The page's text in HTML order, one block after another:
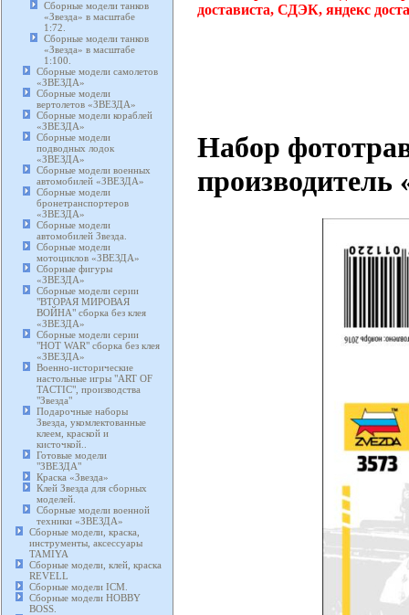
Сборные модели танков
«Звезда» в масштабе
1:72.
Сборные модели танков
«Звезда» в масштабе
1:100.
Сборные модели самолетов
«ЗВЕЗДА»
Сборные модели
вертолетов «ЗВЕЗДА»
Сборные модели кораблей
«ЗВЕЗДА»
Сборные модели
подводных лодок
«ЗВЕЗДА»
Сборные модели военных
автомобилей «ЗВЕЗДА»
Сборные модели
бронетранспортеров
«ЗВЕЗДА»
Сборные модели
автомобилей Звезда.
Сборные модели
мотоциклов «ЗВЕЗДА»
Сборные фигуры
«ЗВЕЗДА»
Сборные модели серии
"ВТОРАЯ МИРОВАЯ
ВОЙНА" сборка без клея
«ЗВЕЗДА»
Сборные модели серии
"HOT WAR" сборка без клея
«ЗВЕЗДА»
Военно-исторические
настольные игры "ART OF
TACTIC", производства
"Звезда"
Подарочные наборы
Звезда, укомлектованные
клеем, краской и
кисточкой..
Готовые модели
"ЗВЕЗДА"
Краска «Звезда»
Клей Звезда для сборных
моделей.
Сборные модели военной
техники «ЗВЕЗДА»
Сборные модели, краска,
инструменты, аксессуары
TAMIYA
Сборные модели, клей, краска
REVELL
Сборные модели ICM.
Сборные модели HOBBY
BOSS.
достависта, СДЭК, яндекс
Набор
производитель